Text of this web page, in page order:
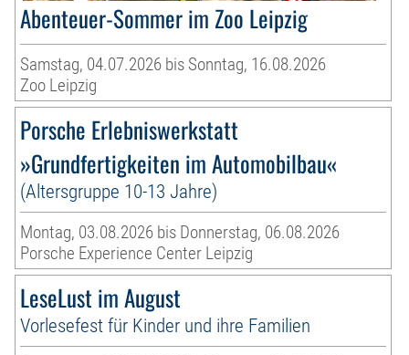
Abenteuer-Sommer im Zoo Leipzig
Samstag, 04.07.2026 bis Sonntag, 16.08.2026
Zoo Leipzig
Porsche Erlebniswerkstatt
»Grundfertigkeiten im Automobilbau«
(Altersgruppe 10-13 Jahre)
Montag, 03.08.2026 bis Donnerstag, 06.08.2026
Porsche Experience Center Leipzig
LeseLust im August
Vorlesefest für Kinder und ihre Familien